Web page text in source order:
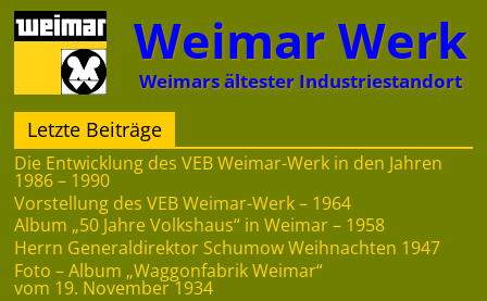
Zum
Inhalt
springen
Weimar Werk
Weimars ältester Industriestandort
Letzte Beiträge
Die Entwicklung des VEB Weimar-Werk in den Jahren
1986 – 1990
Vorstellung des VEB Weimar-Werk – 1964
Album „50 Jahre Volkshaus“ in Weimar – 1958
Herrn Generaldirektor Schumow Weihnachten 1947
Foto – Album „Waggonfabrik Weimar“
vom 19. November 1934